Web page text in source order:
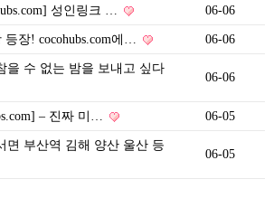
성인링크 … 06-06
장! cocohubs.com에… 06-06
을 수 없는 밤을 보내고 싶다
06-06
– 진짜 미… 06-05
면 부산역 김해 양산 울산 등
06-05